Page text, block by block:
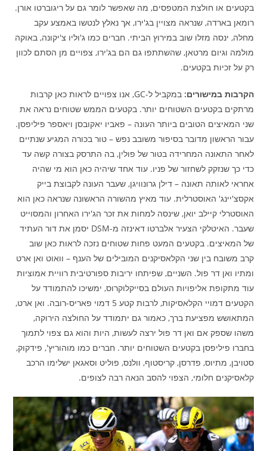
בקטעים או חולצת המטפסים, מה שאפשר לומר גם על ריגוברטו אורן.
רומאן בארדה, שנראה מצויין בג'ירו, אך נאלץ לנטשו באמצע עקב
מחלה, ינסה מזלו שוב במירוץ הביתי. חברים כמו ג'וליו צ'יקונה, באוקה
מולמה וגיום מרטאן, שהשתתפו גם הם בג'ירו, צפויים מן הסתם לכוון
רק על זכיות בקטעים.
הקרבות במישורים:
במקביל ל-GC, אנו צפויים לראות כאן קרבות
מרתקים בקטעים השטוחים יותר. בקטעים הממש שטוחים נראה את
שני המאיצים הטובים ביותר העונה – פאביו יאקובסן ויאספר פיליפסן.
עבור הראשון מדובר בסיפור משובב נפש – טור בכורה המגיע שנתיים
לאחר התאונה המחרידה בטור של פולין, בה התרסק בצורה קשה עד
כדי כך שנזקק לשחזור של פניו. עוד אחד שיהיה כאן הוא מי שהיה
אחראי לאותה תאונה – דילן גרונוויגן, שעבר העונה לקבוצת בייק
אקסצ'יינג' האוסטרלית. עוד מאיץ מהשורה הראשונה שנראה כאן הוא
האוסטרלי קיילב יואן, שינסה למחות את זכר הג'ירו האחרון והמסוייט
שעבר. האיטלקי הצעיר אלברטו דאינזה מ-DSM יסמן את דור העתיד
של המאיצים. בקטעים המעט פחות שטוחים נזכה לראות כאן שוב
קרב משובח בין שני הקלאסיקנים המובילים של הענף – וואוט ואן ארט
ומתיו ואן דר פול. השניים, שפיתחו יריבות ספורטיבית רוויית אמוציות
עוד מתקופת אליפויות העולם בסייקלוקרוס, ימשיכו להתמודד על
הקטעים דמויי הקלאסיקות, לרבות קטע 5 דמוי פאריס-רובה. ואן ארט,
המתאושש מפציעת ברך, כאמור גם יתמודד על החולצה הירוקה,
משהו שספק אם ואן דר פול ירצה לעשות, היות והוא גם צפוי לתמוך
בחברו פיליפסן בקטעים השטוחים יותר. חברים כמו מוהוריץ', פידקוק,
סטויבן, מתיוס, פדרסן, קריסטוף, וולנס, פוליט וסאגאן ישלימו הרכב
קלאסיקנים חלומי, הצפוי להסב הנאה רבה לצופים.